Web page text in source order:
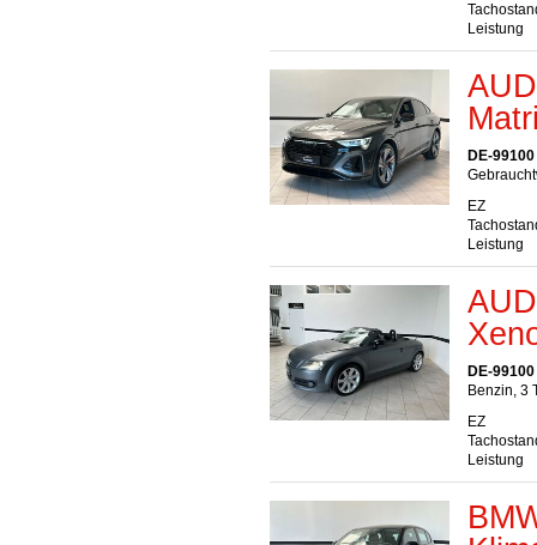
Leistung
DE-
EZ
Leistung
DE-
Benzin, 3
EZ
Leistung